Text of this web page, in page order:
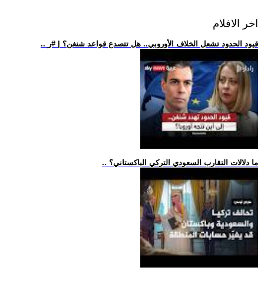
اخر الافلام
.. قيود الحدود تشعل الخلاف الأوروبي.. هل تتصدع قواعد شنغن؟ | #ر
.. ما دلالات التقارب السعودي التركي الباكستاني؟